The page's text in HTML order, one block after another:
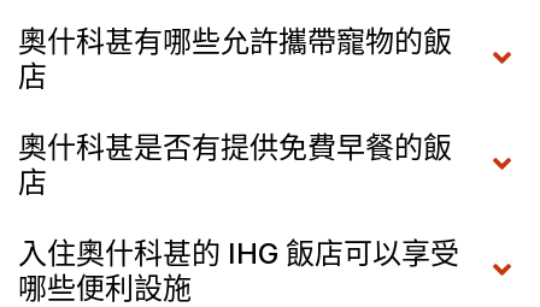
奧什科甚有哪些允許攜帶寵物的飯
店
奧什科甚是否有提供免費早餐的飯
店
入住奧什科甚的 IHG 飯店可以享受
哪些便利設施